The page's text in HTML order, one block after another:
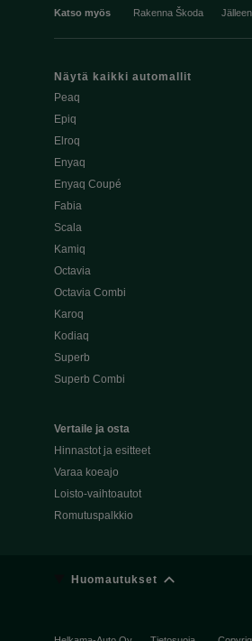
Katso myös Rakenna Škoda
Näytä kaikki automallit
Peaq
Epiq
Elroq
Enyaq
Enyaq Coupé
Fabia
Scala
Kamiq
Octavia
Octavia Combi
Karoq
Kodiaq
Superb
Superb Combi
Vertaile ja osta
Hinnastot ja esitteet
Varaa koeajo
Loisto-vaihtoautot
Romutuspalkkio
Huomautukset